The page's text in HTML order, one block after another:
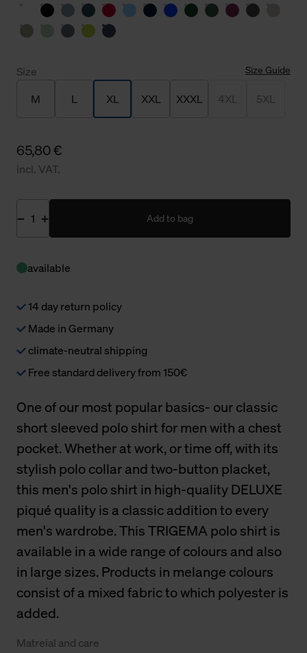
Size Size Guide
M L XL XXL XXXL 4XL 5XL
65,80 €
incl. VAT.
Add to bag
available
14 day return policy
Made in Germany
climate-neutral shipping
Free standard delivery from 150€
One of our most popular basics- our classic
short sleeved polo shirt for men with a chest
pocket. Whether at work, or time off, with its
stylish polo collar and two-button placket,
this men's polo shirt in high-quality DELUXE
piqué quality is a classic addition to every
men's wardrobe. This TRIGEMA polo shirt is
available in a wide range of colours and also
in large sizes. Products in melange colours
consist of a mixed fabric to which polyester is
added.
Matreial and care